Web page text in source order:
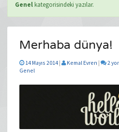
Genelkategorisindeki yazılar.
Merhaba dünya!
14 Mayıs 2014 | Kemal Evren | 2
Genel